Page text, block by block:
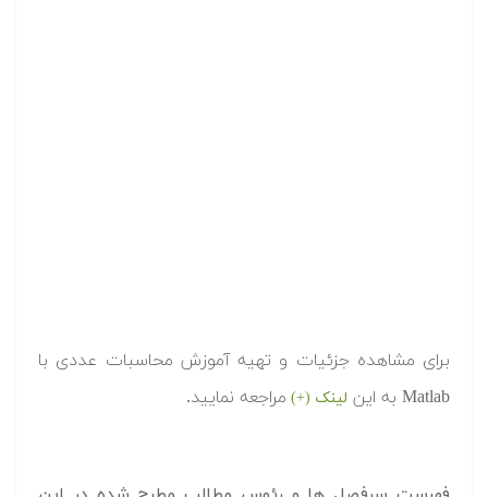
برای مشاهده جزئیات و تهیه آموزش محاسبات عددی با
Matlab به این
لینک (+) مراجعه نمایید.